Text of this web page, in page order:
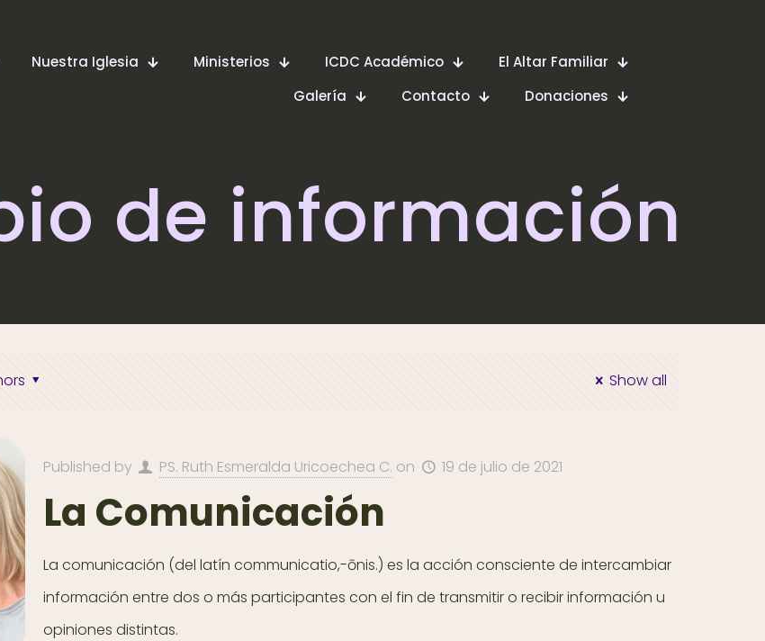
Nuestra Iglesia Ministerios ICDC Académico
El Altar Familiar
Galería
Contacto Donaciones
de información
Show all
Published by PS. Ruth Esmeralda Uricoechea C. on 19 de julio de 2021
La Comunicación
La comunicación (del latín communicatio,-ōnis.) es la acción consciente de intercambiar
información entre dos o más participantes con el fin de transmitir o recibir información u
opiniones distintas.